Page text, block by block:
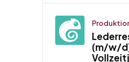
(m/w/